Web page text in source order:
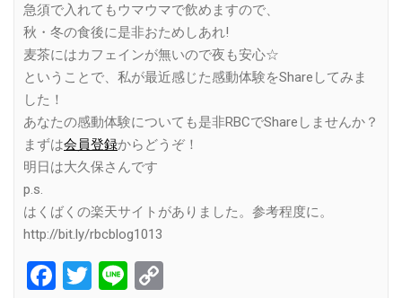
急須で入れてもウマウマで飲めますので、
秋・冬の食後に是非おためしあれ!
麦茶にはカフェインが無いので夜も安心☆
ということで、私が最近感じた感動体験をShareしてみま
した！
あなたの感動体験についても是非RBCでShareしませんか？
まずは会員登録からどうぞ！
明日は大久保さんです
p.s.
はくばくの楽天サイトがありました。参考程度に。
http://bit.ly/rbcblog1013
Facebook
Twitter
Line